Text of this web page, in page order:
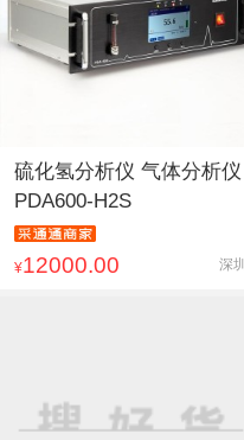
硫化氢分析仪 气体分析仪
PDA600-H2S
¥12000.00 深圳